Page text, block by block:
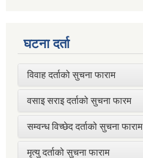
घटना दर्ता
विवाह दर्ताको सुचना फाराम
वसाइ सराइ दर्ताको सुचना फारम
सम्वन्ध विच्छेद दर्ताको सुचना फाराम
मृत्यु दर्ताको सुचना फाराम